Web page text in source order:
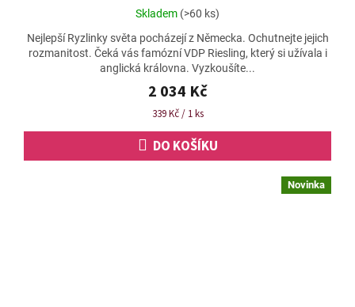
Průměrné
produktu
je
5,0
z
5
hvězdiček.
Skladem (>60 ks)
2 034 Kč
Měrná
339 Kč / 1 ks
DO KOŠÍKU
Nejlepší Ryzlinky světa pocházejí z Německa. Ochutnejte jejich
rozmanitost. Čeká vás famózní VDP Riesling, který si užívala i
anglická královna. Vyzkoušíte...
Novinka